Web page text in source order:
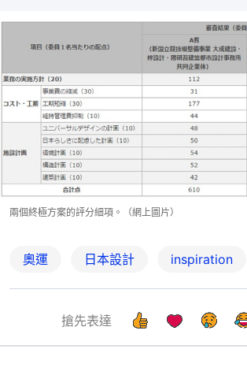
兩個終極方案的評分細項。（網上圖片）
奧運 日本設計 inspiration
搶先表達